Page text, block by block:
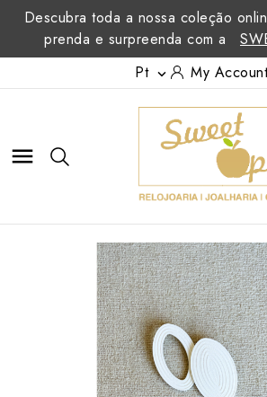
Descubra toda a nossa coleção
prenda e surpreenda com a
Pt  My Account
